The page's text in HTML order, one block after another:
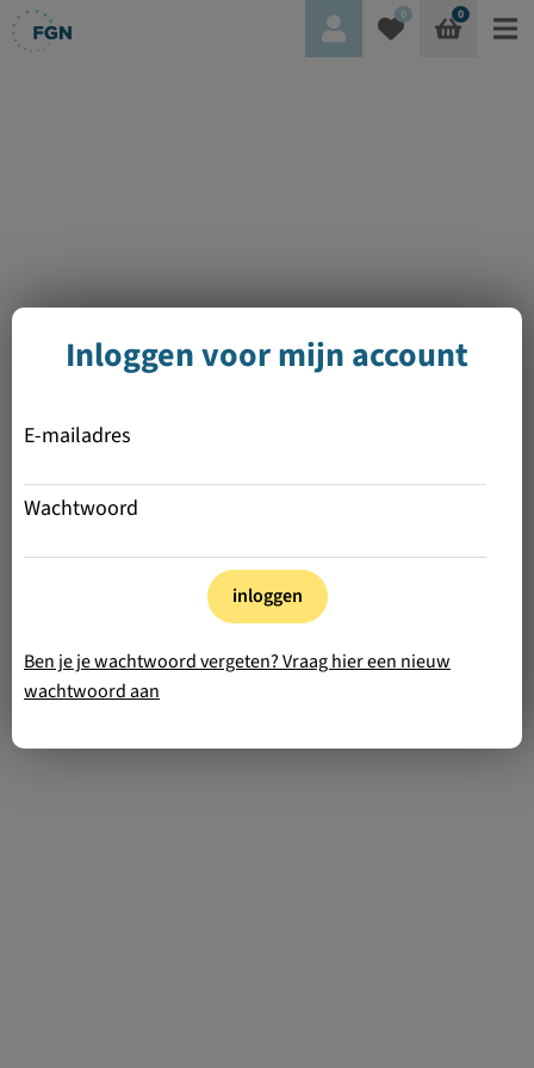
0 0
Inloggen voor mijn account
E-mailadres
Wachtwoord
inloggen
Ben je je wachtwoord vergeten? Vraag hier een nieuw
wachtwoord aan